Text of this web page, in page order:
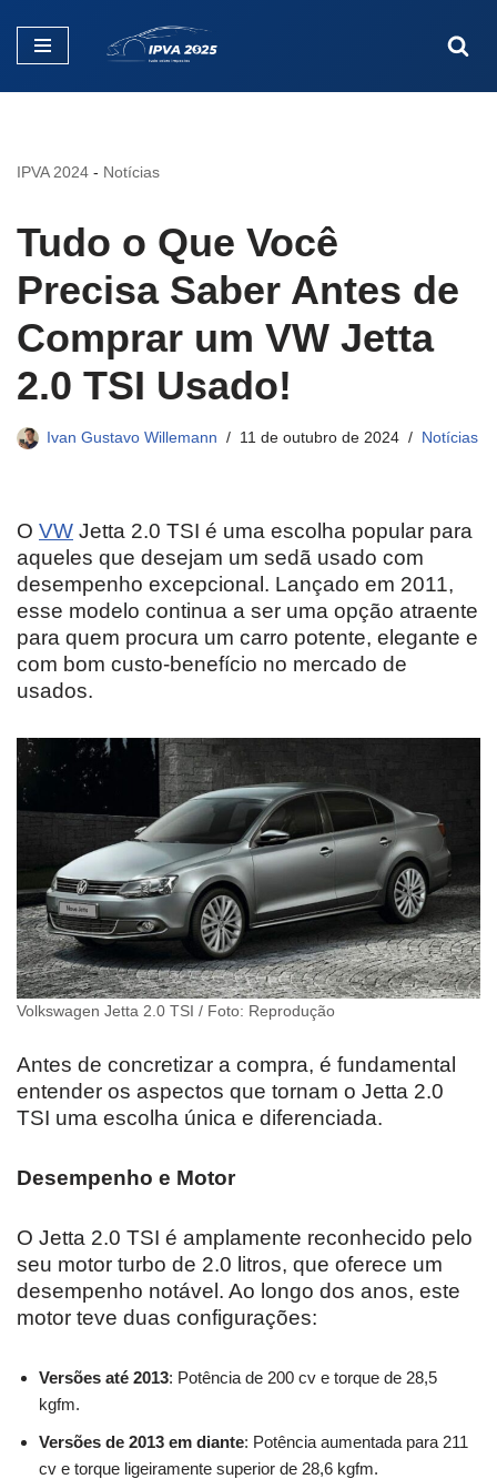
Pular
IPVA 2024 - Notícias
Tudo o Que Você
Precisa Saber Antes de
Comprar um VW Jetta
2.0 TSI Usado!
Ivan Gustavo Willemann 11 de outubro de 2024 Notícias
O VW Jetta 2.0 TSI é uma escolha popular para
aqueles que desejam um sedã usado com
desempenho excepcional. Lançado em 2011,
esse modelo continua a ser uma opção atraente
para quem procura um carro potente, elegante e
com bom custo-benefício no mercado de
usados.
Volkswagen Jetta 2.0 TSI / Foto: Reprodução
Antes de concretizar a compra, é fundamental
entender os aspectos que tornam o Jetta 2.0
TSI uma escolha única e diferenciada.
Desempenho e Motor
O Jetta 2.0 TSI é amplamente reconhecido pelo
seu motor turbo de 2.0 litros, que oferece um
desempenho notável. Ao longo dos anos, este
motor teve duas configurações:
Versões até 2013: Potência de 200 cv e torque de 28,5
kgfm.
Versões de 2013 em diante: Potência aumentada para 211
cv e torque ligeiramente superior de 28,6 kgfm.